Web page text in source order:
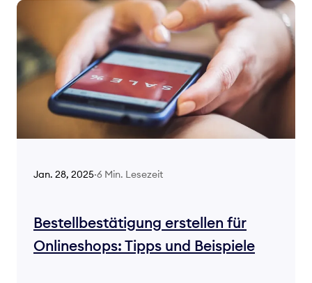
Jan. 28, 2025·6 Min. Lesezeit
Bestellbestätigung erstellen für
Onlineshops: Tipps und Beispiele